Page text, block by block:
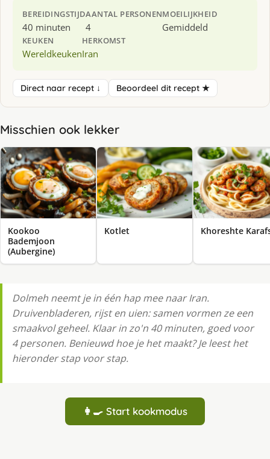
BEREIDINGSTIJD
40 minuten
AANTAL PERSONEN
4
MOEILIJKHEID
Gemiddeld
KEUKEN
Wereldkeuken
HERKOMST
Iran
Direct naar recept ↓ Beoordeel dit recept ★
Misschien ook lekker
Kookoo
Bademjoon
(Aubergine)
Kotlet Khoreshte
Dolmeh neemt je in één hap mee naar Iran.
Druivenbladeren, rijst en uien: samen vormen ze een
smaakvol geheel. Klaar in zo'n 40 minuten, goed voor
4 personen. Benieuwd hoe je het maakt? Je leest het
hieronder stap voor stap.
👩‍🍳 Start kookmodus